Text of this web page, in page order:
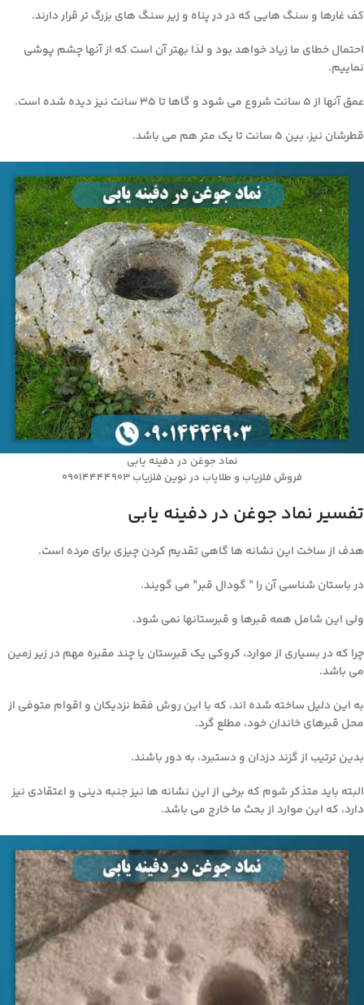
کف غارها و سنگ هایی که در در پناه و زیر سنگ های بزرگ تر قرار دارند.
احتمال خطای ما زیاد خواهد بود و لذا بهتر آن است که از آنها چشم پوشی
نماییم.
عمق آنها از ۵ سانت شروع می شود و گاها تا ۳۵ سانت نیز دیده شده است.
قطرشان نیز، بین ۵ سانت تا یک متر هم می باشد.
نماد جوغن در دفینه یابی
فروش فلزیاب و طلایاب در نوین فلزیاب 09014444903
تفسیر نماد جوغن در دفینه یابی
هدف از ساخت این نشانه ها گاهی تقدیم کردن چیزی برای مرده است.
در باستان شناسی آن را ” گودال قبر” می گویند.
ولی این شامل همه قبرها و قبرستانها نمی شود.
چرا که در بسیاری از موارد، کروکی یک قبرستان یا چند مقبره مهم در زیر زمین
می باشد.
به این دلیل ساخته شده اند، که با این روش فقط نزدیکان و اقوام متوفی از
محل قبرهای خاندان خود، مطلع گرد.
بدین ترتیب از گزند دزدان و دستبرد، به دور باشند.
البته باید متذکر شوم که برخی از این نشانه ها نیز جنبه دینی و اعتقادی نیز
دارد، که این موارد از بحث ما خارج می باشد.